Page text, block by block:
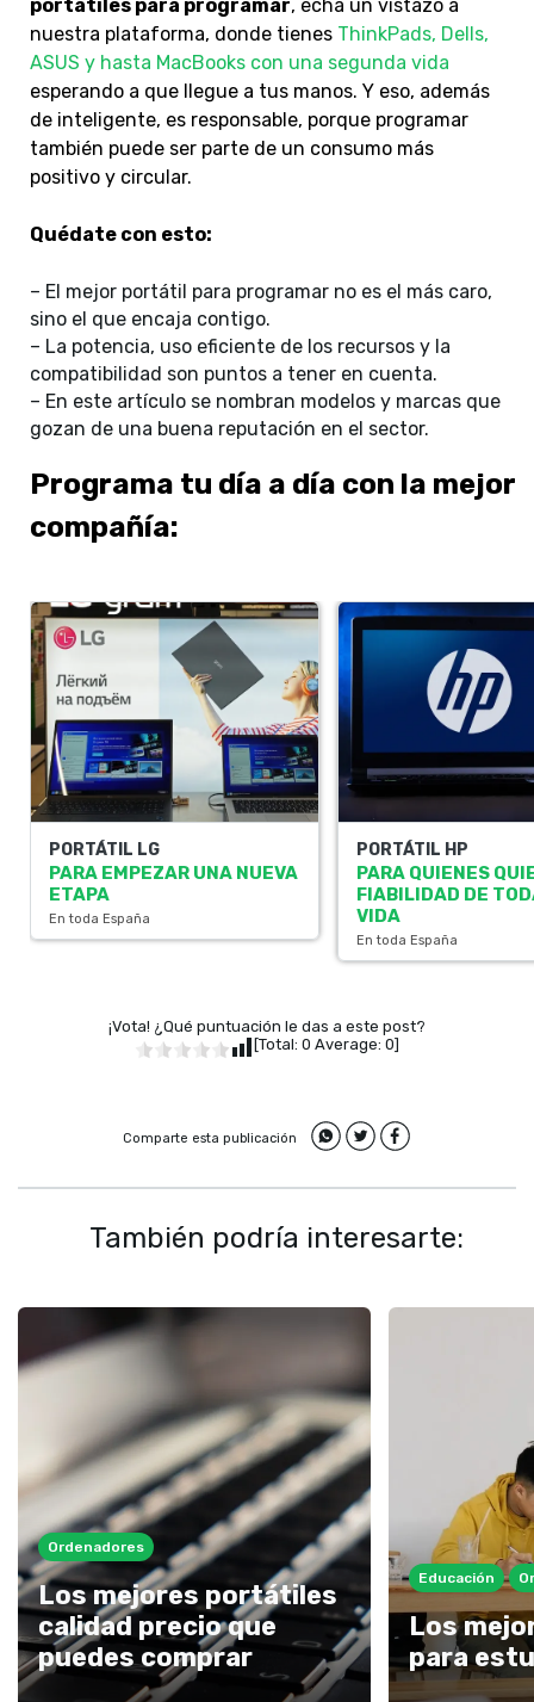
portátiles para programar, echa un vistazo a
nuestra plataforma, donde tienes ThinkPads, Dells,
ASUS y hasta MacBooks con una segunda vida
esperando a que llegue a tus manos. Y eso, además
de inteligente, es responsable, porque programar
también puede ser parte de un consumo más
positivo y circular.
Quédate con esto:
– El mejor portátil para programar no es el más caro,
sino el que encaja contigo.
– La potencia, uso eficiente de los recursos y la
compatibilidad son puntos a tener en cuenta.
– En este artículo se nombran modelos y marcas que
gozan de una buena reputación en el sector.
Programa tu día a día con la mejor
compañía:
PORTÁTIL LG
PARA EMPEZAR UNA NUEVA
ETAPA
En toda España
PORTÁTIL HP
PARA QUIENES
FIABILIDAD DE
VIDA
En toda España
¡Vota! ¿Qué puntuación le das a este post?
[Total: 0 Average: 0]
Comparte esta publicación
También podría interesarte:
Ordenadores
Los mejores portátiles
calidad precio que
puedes comprar
Educación
Los
para